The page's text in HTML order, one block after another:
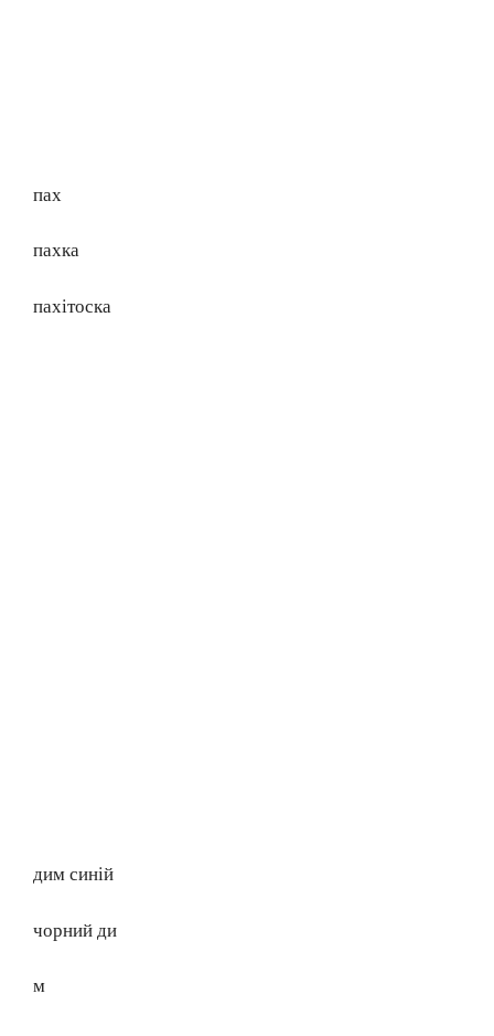
пах
пахка
пахітоска
дим синій
чорний ди
м